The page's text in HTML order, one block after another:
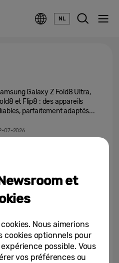
NL
Galaxy Z Fold8 Ultra,
et Flip8 : des appareils
parfaitement adaptés...
07-2026
émerge
07-2026
et
Nous aimerions
cookies optionnels pour
possible. Vous
vos préférences ou